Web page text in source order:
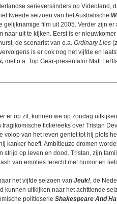
serieverslinders op Videoland,
tweede seizoen van het Australische
gelijknamige film uit 2005. Verder zijn er
naar uit te kijken. Eerst is er nieuwkomer
de scenarist van o.a. Ordinary Lies
is er ook nog het vijfde en
met o.a. Top Gear-presentator Matt
er op zit, kunnen we op zondag
tragikomische fictiereeks over Tristan
volop van het leven geniet tot hij plots
kanker heeft. Ambitieuze dromen
strijd op leven en dood. Tristan, zijn
van emoties terecht met humor en
het vijfde seizoen van Jeuk!, de
kunnen uitkijken naar het achttiende
politieserie Shakespeare And